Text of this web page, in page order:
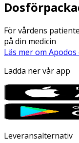
För vårdens
på din medicin
Läs mer om
Ladda ner vår app
Leveransalternativ